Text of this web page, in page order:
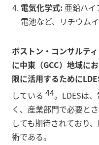
電気化学式: 亜鉛ハイ
電池など、リチウム
ボストン・コンサルテ
に中東（GCC）地域に
限に活用するために
している 44。LDESは
く、産業部門で必要と
しても期待されており
術である。